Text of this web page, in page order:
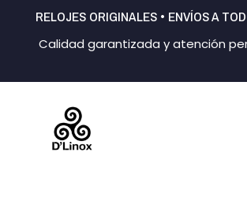
contenido
RELOJES ORIGINALES • ENVÍOS A
Calidad garantizada y atención